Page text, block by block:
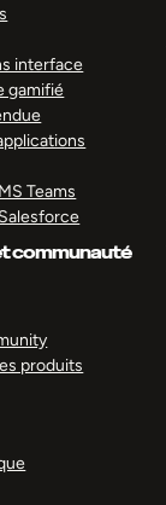
interface
gamifié
Teams
communauté
produits